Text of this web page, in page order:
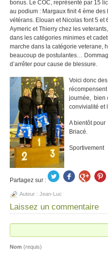
bonus. Le COC, représenté par 15
au podium : Margaux finit 4 ème
vétérans. Elouan et Nicolas font 5 et
Aymeric et Thierry chez les
dans les catégories minimes et
marche dans la catégorie veterane,
beaucoup de postulantes…
d’arrêter pour cause de blessure.
Voici donc
journée, bien
convivialité et
A bientôt
Briacé.
Sportivement
Partagez sur :
Auteur : Jean-Luc
Laissez un commentaire
Nom (requis)